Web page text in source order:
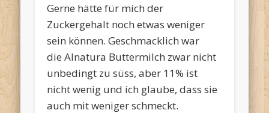
Gerne hätte für mich der
Zuckergehalt noch etwas weniger
sein können. Geschmacklich war
die Alnatura Buttermilch zwar nicht
unbedingt zu süss, aber 11% ist
nicht wenig und ich glaube, dass sie
auch mit weniger schmeckt.